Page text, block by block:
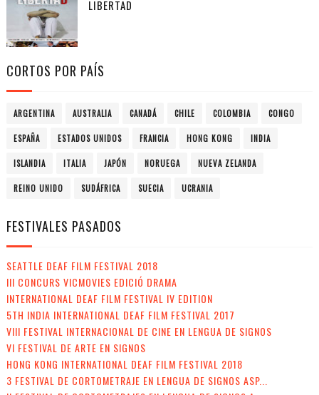
LIBERTAD
CORTOS POR PAÍS
ARGENTINA AUSTRALIA CANADÁ CHILE COLOMBIA CONGO
ESPAÑA ESTADOS UNIDOS FRANCIA HONG KONG INDIA
ISLANDIA ITALIA JAPÓN NORUEGA NUEVA ZELANDA
REINO UNIDO SUDÁFRICA SUECIA UCRANIA
FESTIVALES PASADOS
SEATTLE DEAF FILM FESTIVAL 2018
III CONCURS VICMOVIES EDICIÓ DRAMA
INTERNATIONAL DEAF FILM FESTIVAL IV EDITION
5TH INDIA INTERNATIONAL DEAF FILM FESTIVAL 2017
VIII FESTIVAL INTERNACIONAL DE CINE EN LENGUA DE SIGNOS
VI FESTIVAL DE ARTE EN SIGNOS
HONG KONG INTERNATIONAL DEAF FILM FESTIVAL 2018
3 FESTIVAL DE CORTOMETRAJE EN LENGUA DE SIGNOS ASP...